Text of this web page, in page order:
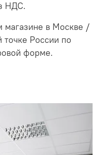
НДС.
магазине в Москве /
точке России по
форме.